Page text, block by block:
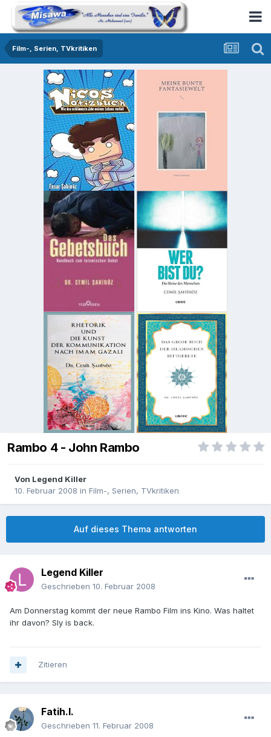
Film-, Serien, TVkritiken
Rambo 4 - John Rambo
Von Legend Killer
10. Februar 2008 in Film-, Serien, TVkritiken
Auf dieses Thema antworten
Legend Killer
Geschrieben 10. Februar 2008
Am Donnerstag kommt der neue Rambo Film ins Kino. Was haltet
ihr davon? Sly is back.
Zitieren
Fatih.I.
Geschrieben 11. Februar 2008